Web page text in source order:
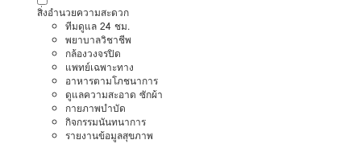
สิ่งอำนวยความสะดวก
ทีมดูแล 24 ชม.
พยาบาลวิชาชีพ
กล้องวงจรปิด
แพทย์เฉพาะทาง
อาหารตามโภชนาการ
ดูแลความสะอาด ซักผ้า
กายภาพบำบัด
กิจกรรมนันทนาการ
รายงานข้อมูลสุขภาพ